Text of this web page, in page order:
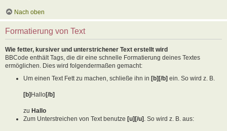
Nach oben
Formatierung von Text
Wie fetter, kursiver und unterstrichener Text erstellt wird
BBCode enthält Tags, die dir eine schnelle Formatierung deines Textes
ermöglichen. Dies wird folgendermaßen gemacht:
Um einen Text Fett zu machen, schließe ihn in [b][/b] ein. So wird z. B.
[b] Hallo[/b]
zu Hallo
Zum Unterstreichen von Text benutze [u][/u] . So wird z. B. aus: